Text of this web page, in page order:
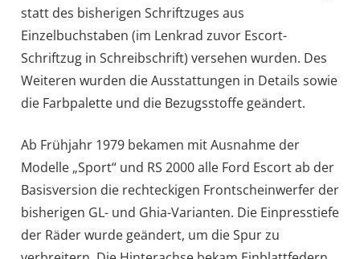
statt des bisherigen Schriftzuges aus
Einzelbuchstaben (im Lenkrad zuvor Escort-
Schriftzug in Schreibschrift) versehen wurden. Des
Weiteren wurden die Ausstattungen in Details sowie
die Farbpalette und die Bezugsstoffe geändert.
Ab Frühjahr 1979 bekamen mit Ausnahme der
Modelle „Sport“ und RS 2000 alle Ford Escort ab der
Basisversion die rechteckigen Frontscheinwerfer der
bisherigen GL- und Ghia-Varianten. Die Einpresstiefe
der Räder wurde geändert, um die Spur zu